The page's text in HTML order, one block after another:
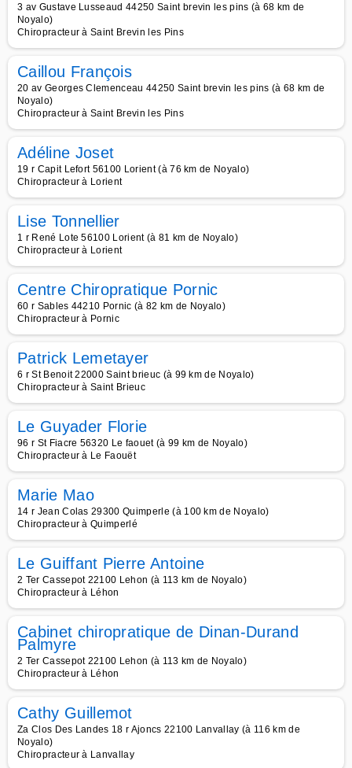
3 av Gustave Lusseaud 44250 Saint brevin les pins (à 68 km de
Noyalo)
Chiropracteur à Saint Brevin les Pins
Caillou François
20 av Georges Clemenceau 44250 Saint brevin les pins (à 68 km de
Noyalo)
Chiropracteur à Saint Brevin les Pins
Adéline Joset
19 r Capit Lefort 56100 Lorient (à 76 km de Noyalo)
Chiropracteur à Lorient
Lise Tonnellier
1 r René Lote 56100 Lorient (à 81 km de Noyalo)
Chiropracteur à Lorient
Centre Chiropratique Pornic
60 r Sables 44210 Pornic (à 82 km de Noyalo)
Chiropracteur à Pornic
Patrick Lemetayer
6 r St Benoit 22000 Saint brieuc (à 99 km de Noyalo)
Chiropracteur à Saint Brieuc
Le Guyader Florie
96 r St Fiacre 56320 Le faouet (à 99 km de Noyalo)
Chiropracteur à Le Faouët
Marie Mao
14 r Jean Colas 29300 Quimperle (à 100 km de Noyalo)
Chiropracteur à Quimperlé
Le Guiffant Pierre Antoine
2 Ter Cassepot 22100 Lehon (à 113 km de Noyalo)
Chiropracteur à Léhon
Cabinet chiropratique de Dinan-Durand
Palmyre
2 Ter Cassepot 22100 Lehon (à 113 km de Noyalo)
Chiropracteur à Léhon
Cathy Guillemot
Za Clos Des Landes 18 r Ajoncs 22100 Lanvallay (à 116 km de
Noyalo)
Chiropracteur à Lanvallay